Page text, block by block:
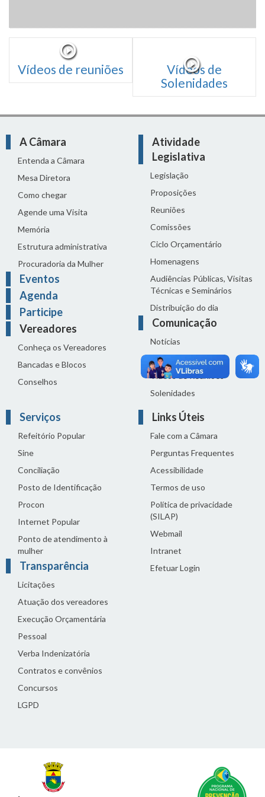
Vídeos de reuniões
Vídeos de
Solenidades
A Câmara
Entenda a Câmara
Mesa Diretora
Como chegar
Agende uma Visita
Memória
Estrutura administrativa
Procuradoria da Mulher
Eventos
Agenda
Participe
Vereadores
Conheça os Vereadores
Bancadas e Blocos
Conselhos
Atividade
Legislativa
Legislação
Proposições
Reuniões
Comissões
Ciclo Orçamentário
Homenagens
Audiências Públicas, Visitas
Técnicas e Seminários
Distribuição do dia
Comunicação
Notícias
Sala de Imprensa
Vídeos de Reuniões
Solenidades
Serviços
Refeitório Popular
Sine
Conciliação
Posto de Identificação
Procon
Internet Popular
Ponto de atendimento à
mulher
Transparência
Licitações
Atuação dos vereadores
Execução Orçamentária
Pessoal
Verba Indenizatória
Contratos e convênios
Concursos
LGPD
Links Úteis
Fale com a Câmara
Perguntas Frequentes
Acessibilidade
Termos de uso
Política de privacidade
(SILAP)
Webmail
Intranet
Efetuar Login